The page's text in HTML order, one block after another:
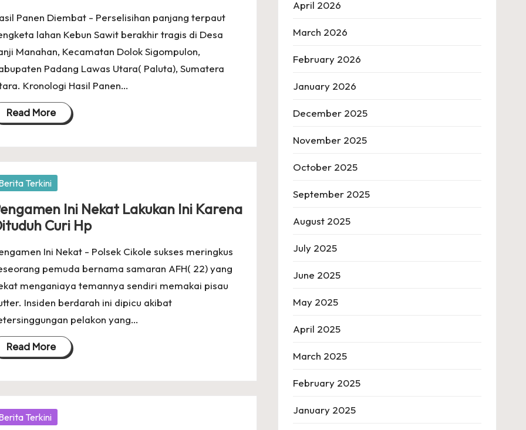
Panen Diembat - Perselisihan panjang terpaut
lahan Kebun Sawit berakhir tragis di Desa
Manahan, Kecamatan Dolok Sigompulon,
Padang Lawas Utara( Paluta), Sumatera
Kronologi Hasil Panen…
Read More
Terkini
Ini Nekat Lakukan Ini Karena
Curi Hp
Ini Nekat - Polsek Cikole sukses meringkus
pemuda bernama samaran AFH( 22) yang
menganiaya temannya sendiri memakai pisau
Insiden berdarah ini dipicu akibat
pelakon yang…
Read More
Terkini
April 2026
March 2026
February 2026
January 2026
December 2025
November 2025
October 2025
September 2025
August 2025
July 2025
June 2025
May 2025
April 2025
March 2025
February 2025
January 2025